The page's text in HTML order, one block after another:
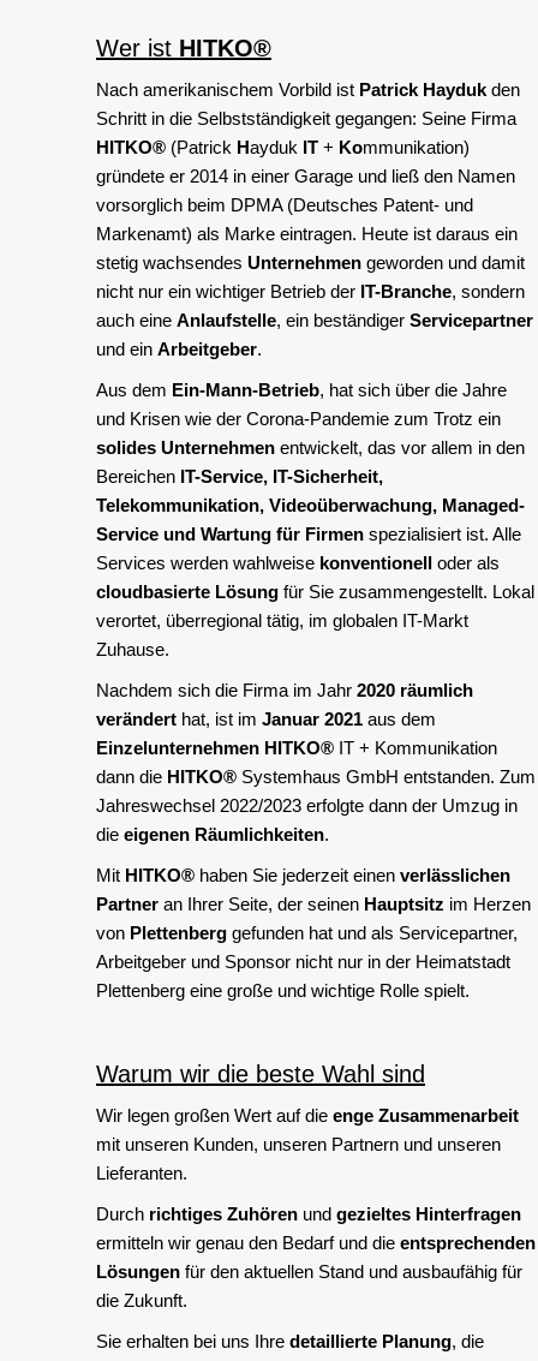
Wer ist HITKO®
Nach amerikanischem Vorbild ist Patrick Hayduk den
Schritt in die Selbstständigkeit gegangen: Seine Firma
HITKO® (Patrick Hayduk IT + Kommunikation)
gründete er 2014 in einer Garage und ließ den Namen
vorsorglich beim DPMA (Deutsches Patent- und
Markenamt) als Marke eintragen. Heute ist daraus ein
stetig wachsendes Unternehmen geworden und damit
nicht nur ein wichtiger Betrieb der IT-Branche, sondern
auch eine Anlaufstelle, ein beständiger Servicepartner
und ein Arbeitgeber.
Aus dem Ein-Mann-Betrieb, hat sich über die Jahre
und Krisen wie der Corona-Pandemie zum Trotz ein
solides Unternehmen entwickelt, das vor allem in den
Bereichen IT-Service, IT-Sicherheit,
Telekommunikation, Videoüberwachung, Managed-
Service und Wartung für Firmen spezialisiert ist. Alle
Services werden wahlweise konventionell oder als
cloudbasierte Lösung für Sie zusammengestellt. Lokal
verortet, überregional tätig, im globalen IT-Markt
Zuhause.
Nachdem sich die Firma im Jahr 2020 räumlich
verändert hat, ist im Januar 2021 aus dem
Einzelunternehmen HITKO® IT + Kommunikation
dann die HITKO® Systemhaus GmbH entstanden. Zum
Jahreswechsel 2022/2023 erfolgte dann der Umzug in
die eigenen Räumlichkeiten.
Mit HITKO® haben Sie jederzeit einen verlässlichen
Partner an Ihrer Seite, der seinen Hauptsitz im Herzen
von Plettenberg gefunden hat und als Servicepartner,
Arbeitgeber und Sponsor nicht nur in der Heimatstadt
Plettenberg eine große und wichtige Rolle spielt.
Warum wir die beste Wahl sind
Wir legen großen Wert auf die enge Zusammenarbeit
mit unseren Kunden, unseren Partnern und unseren
Lieferanten.
Durch richtiges Zuhören und gezieltes Hinterfragen
ermitteln wir genau den Bedarf und die entsprechenden
Lösungen für den aktuellen Stand und ausbaufähig für
die Zukunft.
Sie erhalten bei uns Ihre detaillierte Planung, die